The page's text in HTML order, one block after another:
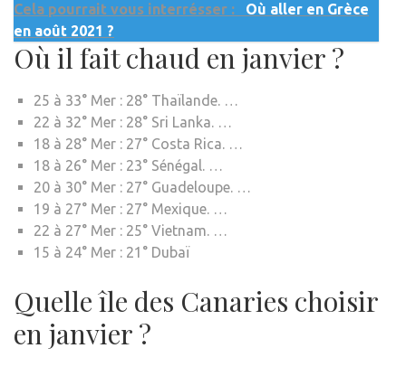
Cela pourrait vous interrésser :
Où aller en Grèce
en août 2021 ?
Où il fait chaud en janvier ?
25 à 33° Mer : 28° Thaïlande. …
22 à 32° Mer : 28° Sri Lanka. …
18 à 28° Mer : 27° Costa Rica. …
18 à 26° Mer : 23° Sénégal. …
20 à 30° Mer : 27° Guadeloupe. …
19 à 27° Mer : 27° Mexique. …
22 à 27° Mer : 25° Vietnam. …
15 à 24° Mer : 21° Dubaï
Quelle île des Canaries choisir
en janvier ?